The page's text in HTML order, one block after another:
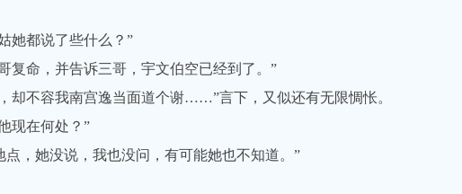
都说了些什么？”
命，并告诉三哥，宇文伯空已经到了。”
不容我南宫逸当面道个谢……”言下，又似还有无限惆怅。
现在何处？”
，她没说，我也没问，有可能她也不知道。”